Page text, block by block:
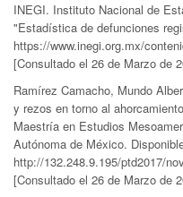
INEGI. Instituto Nacional de
"Estadística de defunciones
https://www.inegi.org.mx/
[Consultado el 26 de Marzo de
Ramírez Camacho, Mundo
y rezos en torno al
Maestría en Estudios
Autónoma de México.
http://132.248.9.195/ptd2017/
[Consultado el 26 de Marzo de